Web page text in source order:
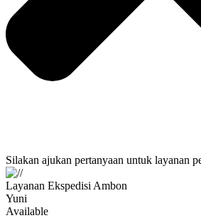
Silakan ajukan pertanyaan untuk layanan
Layanan Ekspedisi Ambon
Yuni
Available